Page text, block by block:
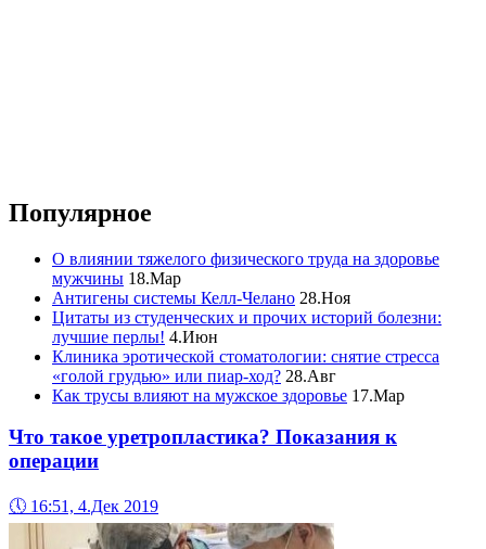
Популярное
О влиянии тяжелого физического труда на здоровье
мужчины 18.Мар
Антигены системы Келл-Челано 28.Ноя
Цитаты из студенческих и прочих историй болезни:
лучшие перлы! 4.Июн
Клиника эротической стоматологии: снятие стресса
«голой грудью» или пиар-ход? 28.Авг
Как трусы влияют на мужское здоровье 17.Мар
Что такое уретропластика? Показания к
операции
🕔 16:51, 4.Дек 2019